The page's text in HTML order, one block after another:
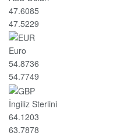
47.6085
47.5229
Euro
54.8736
54.7749
İngiliz Sterlini
64.1203
63.7878